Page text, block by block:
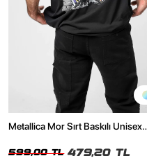
Metallica Mor Sırt Baskılı Unisex
599,00 TL 479,20 TL